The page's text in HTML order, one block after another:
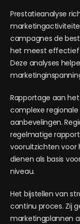
Prestatieanalyse
campagnes de
het meest effectief
Deze analyses
Rapportage aan
complexe
aanbevelingen.
regelmatige
vooruitzichten voor
dienen als basis
niveau.
Het bijstellen van
continu proces. Zij
marketingplannen